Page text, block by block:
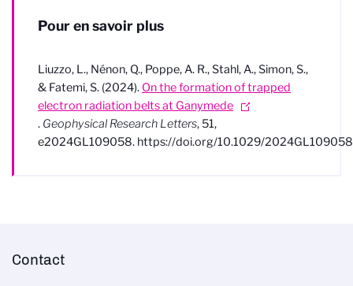
Pour en savoir plus
Liuzzo, L., Nénon, Q., Poppe, A. R., Stahl, A., Simon, S.,
& Fatemi, S. (2024). On the formation of trapped
electron radiation belts at Ganymede
. Geophysical Research Letters, 51,
e2024GL109058. https://doi.org/10.1029/2024GL109058
Contact